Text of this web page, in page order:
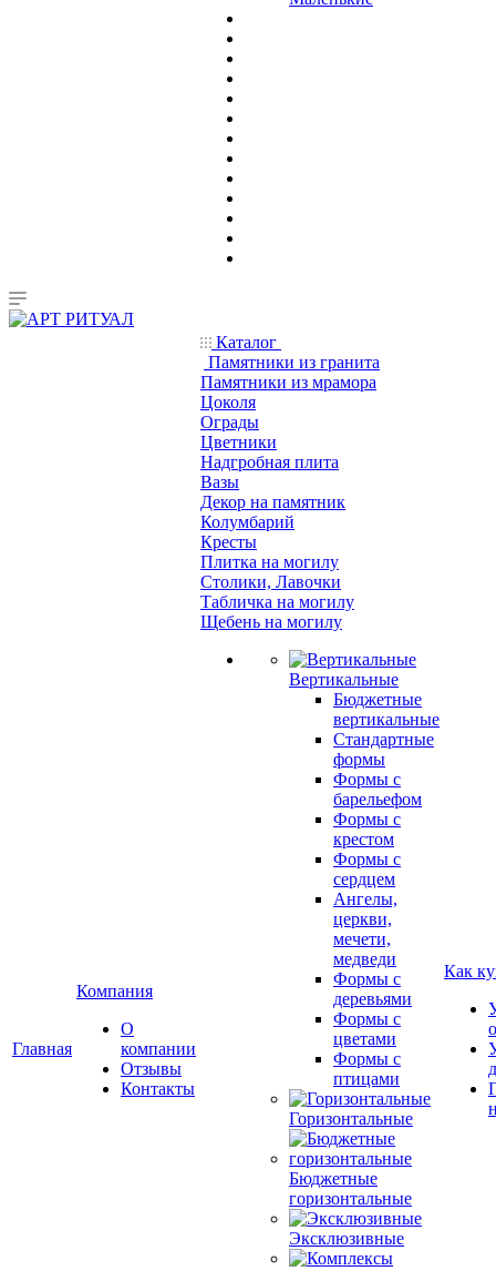
Главная
Компания
О
компании
Отзывы
Контакты
Каталог
Памятники из гранита
Памятники из мрамора
Цоколя
Ограды
Цветники
Надгробная плита
Вазы
Декор на памятник
Колумбарий
Кресты
Плитка на могилу
Столики, Лавочки
Табличка на могилу
Щебень на могилу
Вертикальные
Бюджетные
вертикальные
Стандартные
формы
Формы с
барельефом
Формы с
крестом
Формы с
сердцем
Ангелы,
церкви,
мечети,
медведи
Формы с
деревьями
Формы с
цветами
Формы с
птицами
Горизонтальные
Бюджетные
горизонтальные
Эксклюзивные
Как